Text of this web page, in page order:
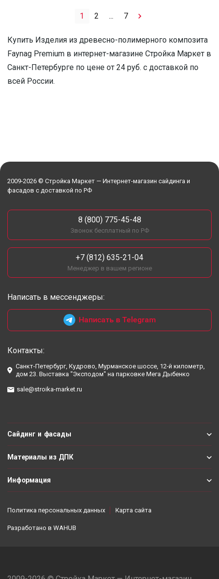
1 2 ... 7
Купить Изделия из древесно-полимерного композита
Faynag Premium в интернет-магазине Стройка Маркет в
Санкт-Петербурге по цене от 24 руб. с доставкой по
всей России.
2009-2026 © Стройка Маркет — Интернет-магазин сайдинга и
фасадов с доставкой по РФ
8 (800) 775-45-48
Звонок бесплатный по РФ
+7 (812) 635-21-04
Менеджер в вашем регионе
Написать в мессенджеры:
Написать в Telegram
Контакты:
Санкт-Петербург, Кудрово, Мурманское шоссе, 12-й километр,
дом 23. Выставка "Эксподом" на парковке Мега Дыбенко
sale@stroika-market.ru
Сайдинг и фасады
Материалы из ДПК
Информация
Политика персональных данных Карта сайта
Разработано в WAHUB